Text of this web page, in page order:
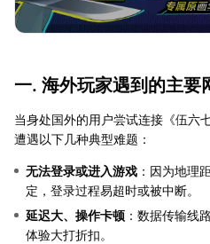
一. 海外玩家遇到的主要
当身处国外的用户尝试连接《伍六
遭遇以下几种典型难题：
无法登录或进入游戏 ：因为地理
定，登录过程易超时或被中断。
延迟大、操作卡顿 ：数据传输线
体验大打折扣。